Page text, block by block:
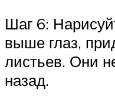
Шаг 6:
выше глаз,
листьев. Они
назад.